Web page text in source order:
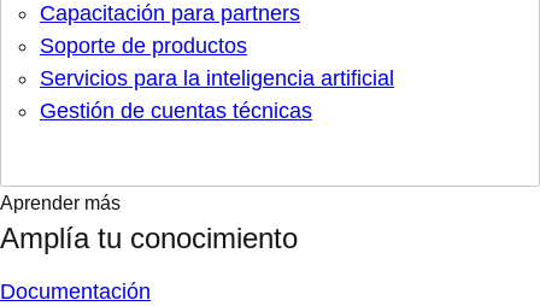
Capacitación para partners
Soporte de productos
Servicios para la inteligencia artificial
Gestión de cuentas técnicas
Aprender más
Amplía tu conocimiento
Documentación